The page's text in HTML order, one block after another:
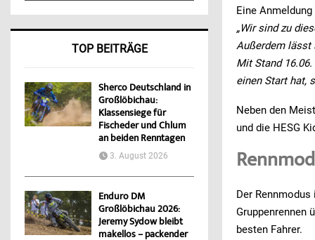
Eine
„Wir sind zu
Außerdem lässt
Mit Stand
einen Start hat,
Neben den
und die HESG
Der
Gruppenrennen
besten Fahrer.
TOP BEITRÄGE
Sherco Deutschland in
Großlöbichau:
Klassensiege für
Fischeder und Chlum
an beiden Renntagen
3. August 2026
Enduro DM
Großlöbichau 2026:
Jeremy Sydow bleibt
makellos – packender